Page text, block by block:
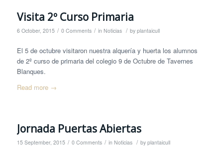
Visita 2º Curso Primaria
6 October, 2015 / 0 Comments / in Noticias / by plantaicull
El 5 de octubre visitaron nuestra alquería y huerta los alumnos
de 2º curso de primaria del colegio 9 de Octubre de Tavernes
Blanques.
Read more→
Jornada Puertas Abiertas
15 September, 2015 / 0 Comments / in Noticias / by plantaicull